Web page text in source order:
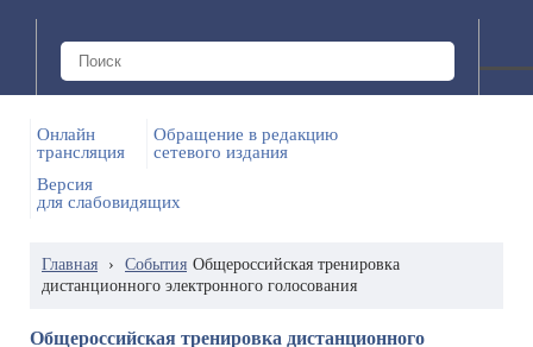
Онлайн
трансляция
Обращение в редакцию
сетевого издания
Версия
для слабовидящих
Главная › События Общероссийская тренировка
дистанционного электронного голосования
Общероссийская тренировка дистанционного